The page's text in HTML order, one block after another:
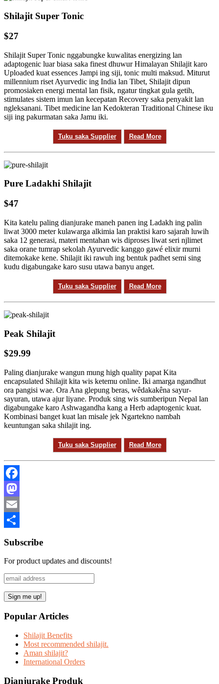
Shilajit Super Tonic
$27
Shilajit Super Tonic nggabungke kuwalitas energizing lan
adaptogenic luar biasa saka finest dhuwur Himalayan Shilajit karo
Uploaded kuat essences Jampi ing siji, tonic multi maksud. Miturut
millennium riset Ayurvedic ing India lan Tibet, Shilajit dipun
promosiaken energi mental lan fisik, ngatur tingkat gula getih,
stimulates sistem imun lan kecepatan Recovery saka penyakit lan
ngleksanani. Tibet medicine lan Kedokteran Traditional Chinese iku
siji ing pakurmatan saka Jamu iki.
Tuku saka Supplier Read More
Pure Ladakhi Shilajit
$47
Kita katelu paling dianjurake maneh panen ing Ladakh ing palin
liwat 3000 meter kulawarga alkimia lan praktisi karo sajarah luwih
saka 12 generasi, materi mentahan wis diproses liwat seri njlimet
saka orane tumrap sekolah Ayurvedic kanggo gawé elixir murni
ditemokake kene. Shilajit iki rawuh ing bentuk padhet semi sing
kudu digabungake karo susu utawa banyu anget.
Tuku saka Supplier Read More
Peak Shilajit
$29.99
Paling dianjurake wangun mung high quality papat Kita
encapsulated Shilajit kita wis ketemu online. Iki amarga ngandhut
ora pangisi wae. Ora Ana glepung beras, wêdakakêna sayur-
sayuran, utawa ajur liyane. Produk sing wis sumberipun Nepal lan
digabungake karo Ashwagandha kang a Herb adaptogenic kuat.
Kombinasi banget kuat lan misale jek Ngartekno nambah
keuntungan saka shilajit ing.
Tuku saka Supplier Read More
Facebook
Mastodon
Email
Subscribe
For product updates and discounts!
Popular Articles
Shilajit Benefits
Most recommended shilajit.
Aman shilajit?
International Orders
Dianjurake Produk